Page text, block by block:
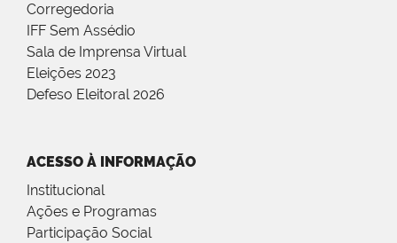
Corregedoria
IFF Sem Assédio
Sala de Imprensa Virtual
Eleições 2023
Defeso Eleitoral 2026
ACESSO À INFORMAÇÃO
Institucional
Ações e Programas
Participação Social